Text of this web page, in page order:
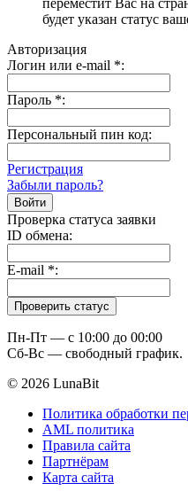
будет указан статус
Авторизация
Логин или e-mail *:
Пароль *:
Персональный пин код:
Регистрация
Забыли пароль?
Проверка статуса заявки
ID обмена:
E-mail *:
Пн-Пт — c 10:00 до 00:00
Сб-Вс — свободный график.
© 2026 LunaBit
Политика обработки
AML политика
Правила сайта
Партнёрам
Карта сайта